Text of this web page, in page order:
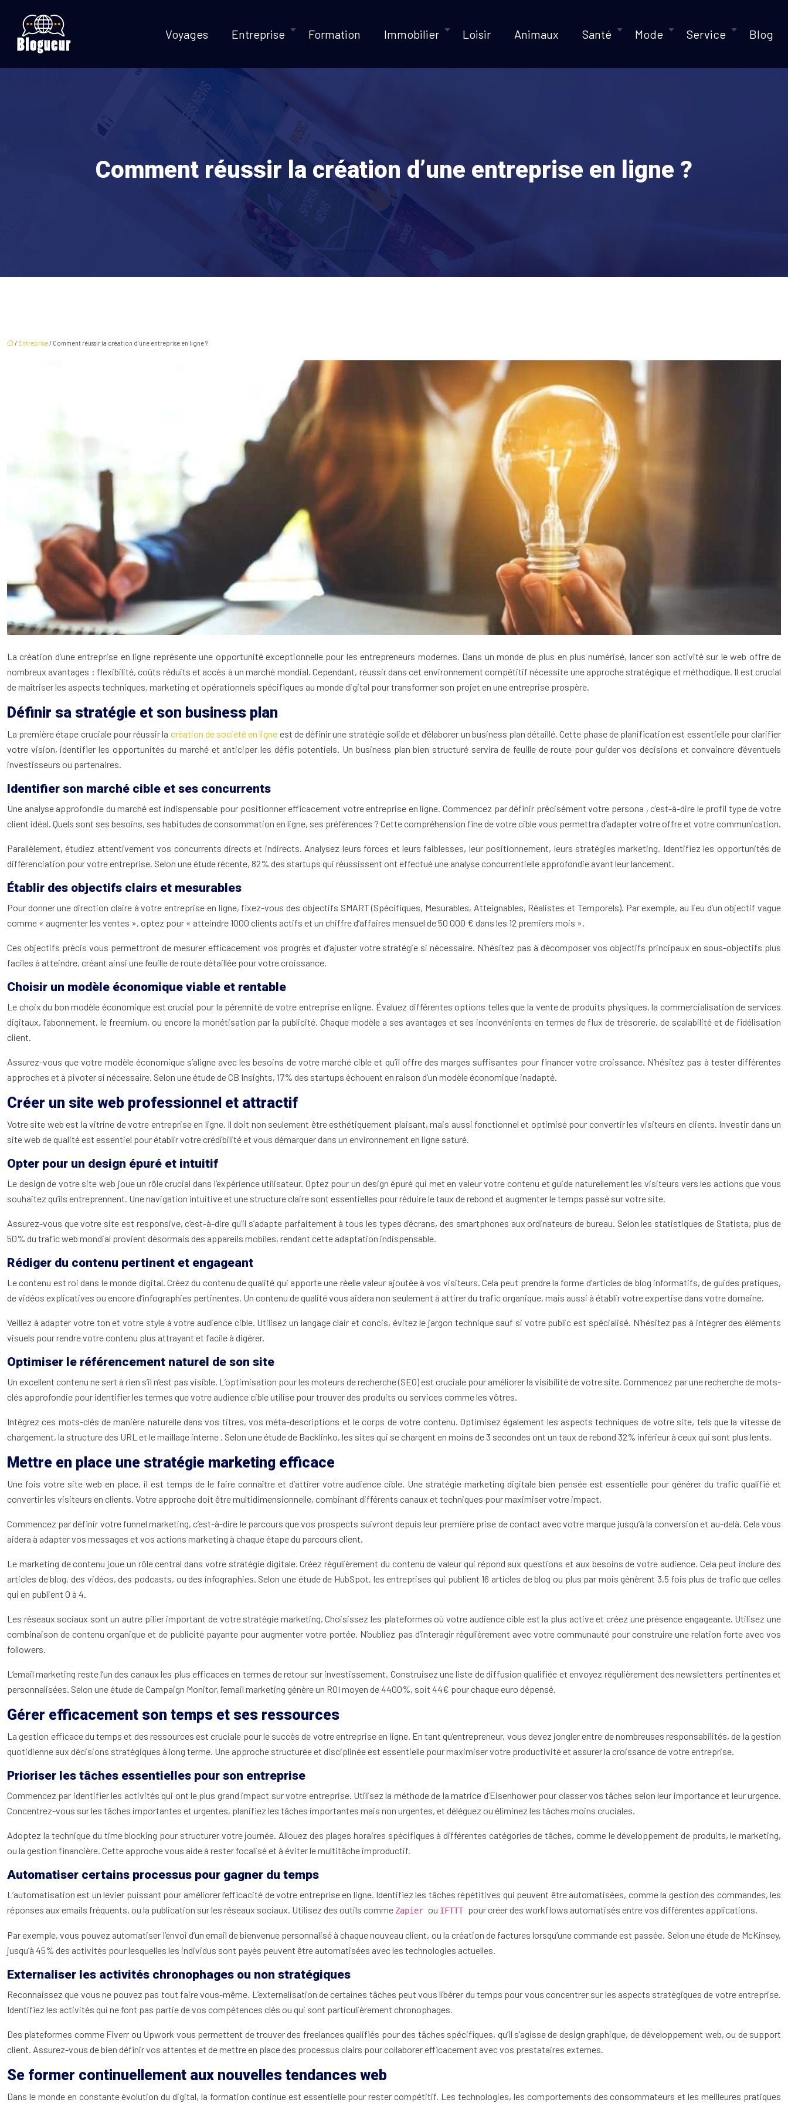
Voyages Entreprise Formation Immobilier Loisir Animaux Santé Mode Service Blog
Comment réussir la création d’une entreprise en ligne ?
/ Entreprise/ Comment réussir la création d’une entreprise en ligne ?
La création d’une entreprise en ligne représente une opportunité exceptionnelle pour les entrepreneurs modernes. Dans un monde de plus en plus numérisé, lancer son activité sur le web offre de
nombreux avantages : flexibilité, coûts réduits et accès à un marché mondial. Cependant, réussir dans cet environnement compétitif nécessite une approche stratégique et méthodique. Il est crucial
de maîtriser les aspects techniques, marketing et opérationnels spécifiques au monde digital pour transformer son projet en une entreprise prospère.
Définir sa stratégie et son business plan
La première étape cruciale pour réussir la création de société en ligne est de définir une stratégie solide et d’élaborer un business plan détaillé. Cette phase de planification est essentielle pour clarifier
votre vision, identifier les opportunités du marché et anticiper les défis potentiels. Un business plan bien structuré servira de feuille de route pour guider vos décisions et convaincre d’éventuels
investisseurs ou partenaires.
Identifier son marché cible et ses concurrents
Une analyse approfondie du marché est indispensable pour positionner efficacement votre entreprise en ligne. Commencez par définir précisément votre persona , c’est-à-dire le profil type de votre
client idéal. Quels sont ses besoins, ses habitudes de consommation en ligne, ses préférences ? Cette compréhension fine de votre cible vous permettra d’adapter votre offre et votre communication.
Parallèlement, étudiez attentivement vos concurrents directs et indirects. Analysez leurs forces et leurs faiblesses, leur positionnement, leurs stratégies marketing. Identifiez les opportunités de
différenciation pour votre entreprise. Selon une étude récente, 82% des startups qui réussissent ont effectué une analyse concurrentielle approfondie avant leur lancement.
Établir des objectifs clairs et mesurables
Pour donner une direction claire à votre entreprise en ligne, fixez-vous des objectifs SMART (Spécifiques, Mesurables, Atteignables, Réalistes et Temporels). Par exemple, au lieu d’un objectif vague
comme « augmenter les ventes », optez pour « atteindre 1000 clients actifs et un chiffre d’affaires mensuel de 50 000 € dans les 12 premiers mois ».
Ces objectifs précis vous permettront de mesurer efficacement vos progrès et d’ajuster votre stratégie si nécessaire. N’hésitez pas à décomposer vos objectifs principaux en sous-objectifs plus
faciles à atteindre, créant ainsi une feuille de route détaillée pour votre croissance.
Choisir un modèle économique viable et rentable
Le choix du bon modèle économique est crucial pour la pérennité de votre entreprise en ligne. Évaluez différentes options telles que la vente de produits physiques, la commercialisation de services
digitaux, l’abonnement, le freemium, ou encore la monétisation par la publicité. Chaque modèle a ses avantages et ses inconvénients en termes de flux de trésorerie, de scalabilité et de fidélisation
client.
Assurez-vous que votre modèle économique s’aligne avec les besoins de votre marché cible et qu’il offre des marges suffisantes pour financer votre croissance. N’hésitez pas à tester différentes
approches et à pivoter si nécessaire. Selon une étude de CB Insights, 17% des startups échouent en raison d’un modèle économique inadapté.
Créer un site web professionnel et attractif
Votre site web est la vitrine de votre entreprise en ligne. Il doit non seulement être esthétiquement plaisant, mais aussi fonctionnel et optimisé pour convertir les visiteurs en clients. Investir dans un
site web de qualité est essentiel pour établir votre crédibilité et vous démarquer dans un environnement en ligne saturé.
Opter pour un design épuré et intuitif
Le design de votre site web joue un rôle crucial dans l’expérience utilisateur. Optez pour un design épuré qui met en valeur votre contenu et guide naturellement les visiteurs vers les actions que vous
souhaitez qu’ils entreprennent. Une navigation intuitive et une structure claire sont essentielles pour réduire le taux de rebond et augmenter le temps passé sur votre site.
Assurez-vous que votre site est responsive, c’est-à-dire qu’il s’adapte parfaitement à tous les types d’écrans, des smartphones aux ordinateurs de bureau. Selon les statistiques de Statista, plus de
50% du trafic web mondial provient désormais des appareils mobiles, rendant cette adaptation indispensable.
Rédiger du contenu pertinent et engageant
Le contenu est roi dans le monde digital. Créez du contenu de qualité qui apporte une réelle valeur ajoutée à vos visiteurs. Cela peut prendre la forme d’articles de blog informatifs, de guides pratiques,
de vidéos explicatives ou encore d’infographies pertinentes. Un contenu de qualité vous aidera non seulement à attirer du trafic organique, mais aussi à établir votre expertise dans votre domaine.
Veillez à adapter votre ton et votre style à votre audience cible. Utilisez un langage clair et concis, évitez le jargon technique sauf si votre public est spécialisé. N’hésitez pas à intégrer des éléments
visuels pour rendre votre contenu plus attrayant et facile à digérer.
Optimiser le référencement naturel de son site
Un excellent contenu ne sert à rien s’il n’est pas visible. L’optimisation pour les moteurs de recherche (SEO) est cruciale pour améliorer la visibilité de votre site. Commencez par une recherche de mots-
clés approfondie pour identifier les termes que votre audience cible utilise pour trouver des produits ou services comme les vôtres.
Intégrez ces mots-clés de manière naturelle dans vos titres, vos méta-descriptions et le corps de votre contenu. Optimisez également les aspects techniques de votre site, tels que la vitesse de
chargement, la structure des URL et le maillage interne . Selon une étude de Backlinko, les sites qui se chargent en moins de 3 secondes ont un taux de rebond 32% inférieur à ceux qui sont plus lents.
Mettre en place une stratégie marketing efficace
Une fois votre site web en place, il est temps de le faire connaître et d’attirer votre audience cible. Une stratégie marketing digitale bien pensée est essentielle pour générer du trafic qualifié et
convertir les visiteurs en clients. Votre approche doit être multidimensionnelle, combinant différents canaux et techniques pour maximiser votre impact.
Commencez par définir votre funnel marketing, c’est-à-dire le parcours que vos prospects suivront depuis leur première prise de contact avec votre marque jusqu’à la conversion et au-delà. Cela vous
aidera à adapter vos messages et vos actions marketing à chaque étape du parcours client.
Le marketing de contenu joue un rôle central dans votre stratégie digitale. Créez régulièrement du contenu de valeur qui répond aux questions et aux besoins de votre audience. Cela peut inclure des
articles de blog, des vidéos, des podcasts, ou des infographies. Selon une étude de HubSpot, les entreprises qui publient 16 articles de blog ou plus par mois génèrent 3,5 fois plus de trafic que celles
qui en publient 0 à 4.
Les réseaux sociaux sont un autre pilier important de votre stratégie marketing. Choisissez les plateformes où votre audience cible est la plus active et créez une présence engageante. Utilisez une
combinaison de contenu organique et de publicité payante pour augmenter votre portée. N’oubliez pas d’interagir régulièrement avec votre communauté pour construire une relation forte avec vos
followers.
L’email marketing reste l’un des canaux les plus efficaces en termes de retour sur investissement. Construisez une liste de diffusion qualifiée et envoyez régulièrement des newsletters pertinentes et
personnalisées. Selon une étude de Campaign Monitor, l’email marketing génère un ROI moyen de 4400%, soit 44€ pour chaque euro dépensé.
Gérer efficacement son temps et ses ressources
La gestion efficace du temps et des ressources est cruciale pour le succès de votre entreprise en ligne. En tant qu’entrepreneur, vous devez jongler entre de nombreuses responsabilités, de la gestion
quotidienne aux décisions stratégiques à long terme. Une approche structurée et disciplinée est essentielle pour maximiser votre productivité et assurer la croissance de votre entreprise.
Prioriser les tâches essentielles pour son entreprise
Commencez par identifier les activités qui ont le plus grand impact sur votre entreprise. Utilisez la méthode de la matrice d’Eisenhower pour classer vos tâches selon leur importance et leur urgence.
Concentrez-vous sur les tâches importantes et urgentes, planifiez les tâches importantes mais non urgentes, et déléguez ou éliminez les tâches moins cruciales.
Adoptez la technique du time blocking pour structurer votre journée. Allouez des plages horaires spécifiques à différentes catégories de tâches, comme le développement de produits, le marketing,
ou la gestion financière. Cette approche vous aide à rester focalisé et à éviter le multitâche improductif.
Automatiser certains processus pour gagner du temps
L’automatisation est un levier puissant pour améliorer l’efficacité de votre entreprise en ligne. Identifiez les tâches répétitives qui peuvent être automatisées, comme la gestion des commandes, les
réponses aux emails fréquents, ou la publication sur les réseaux sociaux. Utilisez des outils comme Zapier ou IFTTT pour créer des workflows automatisés entre vos différentes applications.
Par exemple, vous pouvez automatiser l’envoi d’un email de bienvenue personnalisé à chaque nouveau client, ou la création de factures lorsqu’une commande est passée. Selon une étude de McKinsey,
jusqu’à 45% des activités pour lesquelles les individus sont payés peuvent être automatisées avec les technologies actuelles.
Externaliser les activités chronophages ou non stratégiques
Reconnaissez que vous ne pouvez pas tout faire vous-même. L’externalisation de certaines tâches peut vous libérer du temps pour vous concentrer sur les aspects stratégiques de votre entreprise.
Identifiez les activités qui ne font pas partie de vos compétences clés ou qui sont particulièrement chronophages.
Des plateformes comme Fiverr ou Upwork vous permettent de trouver des freelances qualifiés pour des tâches spécifiques, qu’il s’agisse de design graphique, de développement web, ou de support
client. Assurez-vous de bien définir vos attentes et de mettre en place des processus clairs pour collaborer efficacement avec vos prestataires externes.
Se former continuellement aux nouvelles tendances web
Dans le monde en constante évolution du digital, la formation continue est essentielle pour rester compétitif. Les technologies, les comportements des consommateurs et les meilleures pratiques